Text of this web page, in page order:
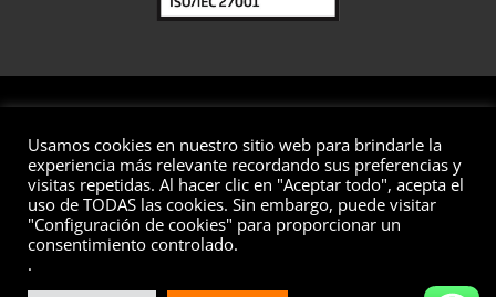
© 2026 Valuaciones
Todos los derechos reservados
Aviso LegalPolítica de PrivacidadPolítica de Cookies
Política de Seguridad de la Información
Usamos cookies en nuestro sitio web para brindarle la
experiencia más relevante recordando sus preferencias y
visitas repetidas. Al hacer clic en "Aceptar todo", acepta el
uso de TODAS las cookies. Sin embargo, puede visitar
"Configuración de cookies" para proporcionar un
consentimiento controlado.
.